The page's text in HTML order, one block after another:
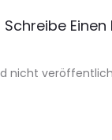
Schreibe
nicht